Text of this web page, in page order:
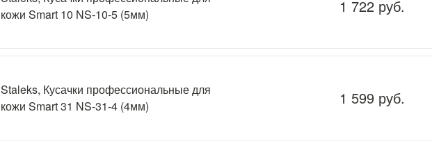
кожи Smart 10 NS-10-5 (5мм)
1 722 руб.
Staleks, Кусачки профессиональные для
кожи Smart 31 NS-31-4 (4мм)
1 599 руб.